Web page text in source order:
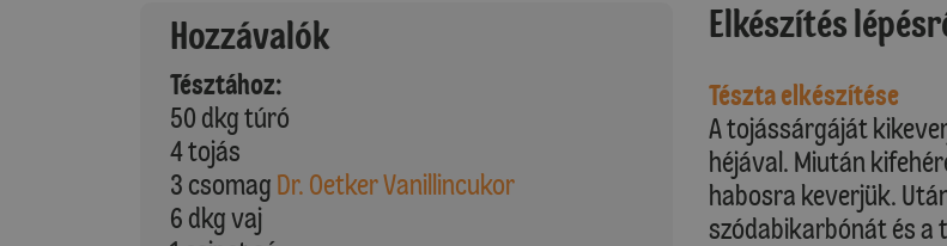
Hozzávalók
Tésztához:
50 dkg túró
4 tojás
3 csomag Dr. Oetker Vanillincukor
6 dkg vaj
Elkészítés
Tészta elkészítése
A tojássárgáját
héjával. Miután
habosra keverjük.
szódabikarbónát és a